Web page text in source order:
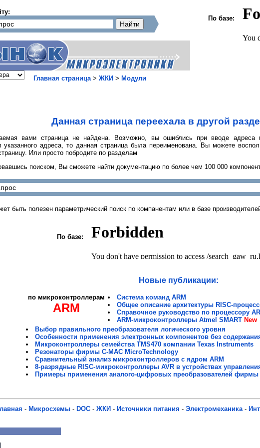
По базе:
Главная страница> ЖКИ > Модули
Данная страница переехала в другой
вами страница не найдена. Возможно, вы ошиблись при вводе
указанного адреса, то данная страница была переименована. Вы можете
Или просто побродите по разделам
поиском, Вы сможете найти документацию по более чем 100 000
быть полезен параметрический поиск по компанентам или в базе
По базе:
Новые публикации:
по микроконтроллерам
ARM
Система команд ARM
Общее описание архитектуры RISС-
Справочное руководство по процессору
ARM-микроконтроллеры Atmel SMART New
Выбор правильного преобразователя логического уровня
Особенности применения электронных компонентов без
Микроконтроллеры семейства TMS470 компании Texas Instruments
Резонаторы фирмы C-MAC MicroTechnology
Сравнительный анализ микроконтроллеров с ядром ARM
8-разрядные RISC-микроконтроллеры AVR в устройствах
Примеры применения аналого-цифровых преобразователей фирмы
- Микросхемы - DOC - ЖКИ - Источники питания - Электромеханика-